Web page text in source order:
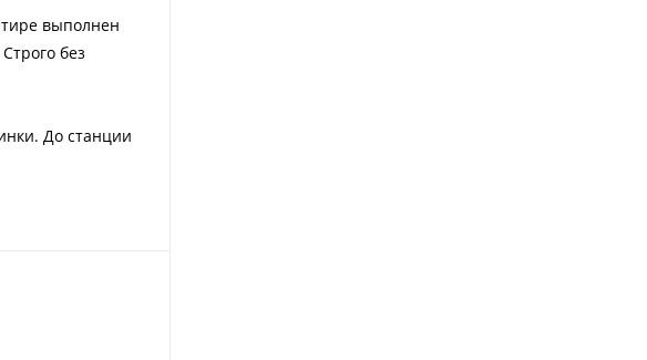
выполнен
без
До станции